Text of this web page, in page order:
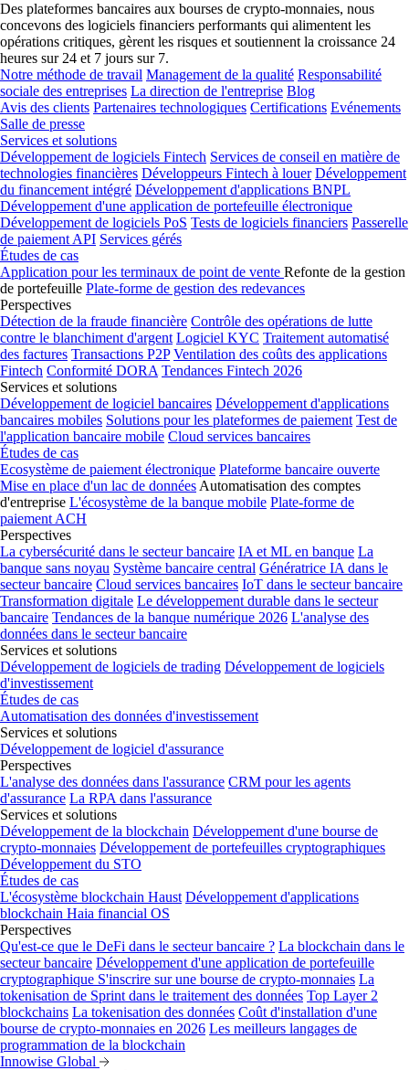
Des plateformes bancaires aux bourses de crypto-monnaies, nous
concevons des logiciels financiers performants qui alimentent les
opérations critiques, gèrent les risques et soutiennent la croissance 24
heures sur 24 et 7 jours sur 7.
Notre méthode de travail Management de la qualité Responsabilité
sociale des entreprises La direction de l'entreprise Blog
Avis des clients Partenaires technologiques Certifications Evénements
Salle de presse
Services et solutions
Développement de logiciels Fintech Services de conseil en matière de
technologies financières Développeurs Fintech à louer Développement
du financement intégré Développement d'applications BNPL
Développement d'une application de portefeuille électronique
Développement de logiciels PoS Tests de logiciels financiers Passerelle
de paiement API Services gérés
Études de cas
Application pour les terminaux de point de vente Refonte de la gestion
de portefeuille Plate-forme de gestion des redevances
Perspectives
Détection de la fraude financière Contrôle des opérations de lutte
contre le blanchiment d'argent Logiciel KYC Traitement automatisé
des factures Transactions P2P Ventilation des coûts des applications
Fintech Conformité DORA Tendances Fintech 2026
Services et solutions
Développement de logiciel bancaires Développement d'applications
bancaires mobiles Solutions pour les plateformes de paiement Test de
l'application bancaire mobile Cloud services bancaires
Études de cas
Ecosystème de paiement électronique Plateforme bancaire ouverte
Mise en place d'un lac de données Automatisation des comptes
d'entreprise L'écosystème de la banque mobile Plate-forme de
paiement ACH
Perspectives
La cybersécurité dans le secteur bancaire IA et ML en banque La
banque sans noyau Système bancaire central Génératrice IA dans le
secteur bancaire Cloud services bancaires IoT dans le secteur bancaire
Transformation digitale Le développement durable dans le secteur
bancaire Tendances de la banque numérique 2026 L'analyse des
données dans le secteur bancaire
Services et solutions
Développement de logiciels de trading Développement de logiciels
d'investissement
Études de cas
Automatisation des données d'investissement
Services et solutions
Développement de logiciel d'assurance
Perspectives
L'analyse des données dans l'assurance CRM pour les agents
d'assurance La RPA dans l'assurance
Services et solutions
Développement de la blockchain Développement d'une bourse de
crypto-monnaies Développement de portefeuilles cryptographiques
Développement du STO
Études de cas
L'écosystème blockchain Haust Développement d'applications
blockchain Haia financial OS
Perspectives
Qu'est-ce que le DeFi dans le secteur bancaire ? La blockchain dans le
secteur bancaire Développement d'une application de portefeuille
cryptographique S'inscrire sur une bourse de crypto-monnaies La
tokenisation de Sprint dans le traitement des données Top Layer 2
blockchains La tokenisation des données Coût d'installation d'une
bourse de crypto-monnaies en 2026 Les meilleurs langages de
programmation de la blockchain
Innowise Global